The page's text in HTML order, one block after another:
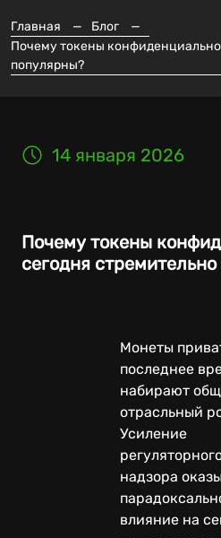
Главная — Блог
—
Почему токены
популярны?
14 января 2026
Почему токены
сегодня
Монеты
последнее
набирают
отрасльный
Усиление
надзора
влияние на